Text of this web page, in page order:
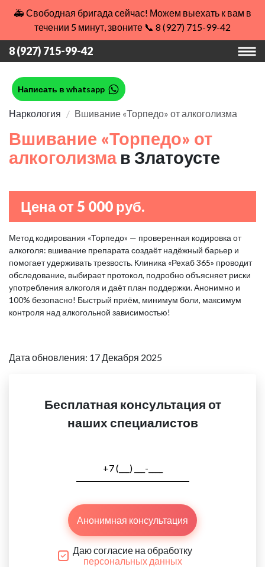
🚑 Свободная бригада сейчас! Можем выехать к вам в
течении 5 минут, звоните 📞 8 (927) 715-99-42
8 (927) 715-99-42
Написать в whatsapp
Наркология Вшивание «Торпедо» от алкоголизма
Вшивание «Торпедо» от
алкоголизма в Златоусте
Цена от 5 000 руб.
Метод кодирования «Торпедо» — проверенная кодировка от
алкоголя: вшивание препарата создаёт надёжный барьер и
помогает удерживать трезвость. Клиника «Рехаб 365» проводит
обследование, выбирает протокол, подробно объясняет риски
употребления алкоголя и даёт план поддержки. Анонимно и
100% безопасно! Быстрый приём, минимум боли, максимум
контроля над алкогольной зависимостью!
Дата обновления: 17 Декабря 2025
Бесплатная консультация от
наших специалистов
Анонимная консультация
Даю согласие на обработку
персональных данных